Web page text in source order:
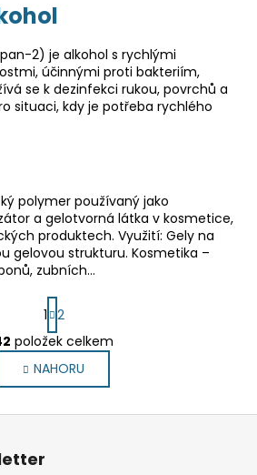
2) je alkohol s rychlými
účinnými proti bakteriím,
se k dezinfekci rukou, povrchů a
situaci, kdy je potřeba rychlého
polymer používaný jako
a gelotvorná látka v kosmetice,
produktech. Využití: Gely na
gelovou strukturu. Kosmetika –
zubních…
O
v
l
á
S
t
r
á
n
k
1 2
položek celkem
NAHORU